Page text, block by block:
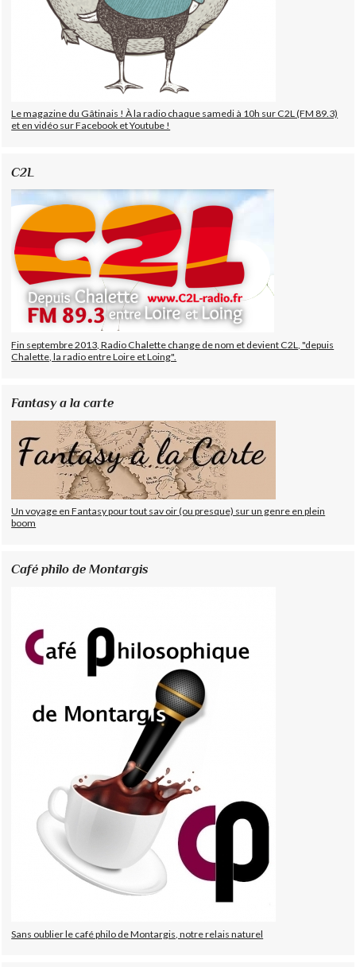
Le magazine du Gâtinais ! À la radio chaque samedi à 10h sur C2L (FM 89.3)
et en vidéo sur Facebook et Youtube !
C2L
Fin septembre 2013, Radio Chalette change de nom et devient C2L, "depuis
Chalette, la radio entre Loire et Loing".
Fantasy a la carte
Un voyage en Fantasy pour tout sav oir (ou presque) sur un genre en plein
boom
Café philo de Montargis
Sans oublier le café philo de Montargis, notre relais naturel